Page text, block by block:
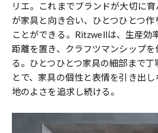
リエ。これまでブランドが大切に
が家具と向き合い、ひとつひとつ
ことができる。Ritzwellは、生産効
距離を置き、クラフツマンシップ
る。ひとつひとつ家具の細部まで
とで、家具の個性と表情を引き出
地のよさを追求し続ける。